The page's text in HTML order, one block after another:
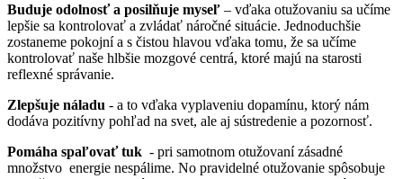
Buduje odolnosť a posilňuje myseľ – vďaka otužovaniu sa učíme
lepšie sa kontrolovať a zvládať náročné situácie. Jednoduchšie
zostaneme pokojní a s čistou hlavou vďaka tomu, že sa učíme
kontrolovať naše hlbšie mozgové centrá, ktoré majú na starosti
reflexné správanie.
Zlepšuje náladu - a to vďaka vyplaveniu dopamínu, ktorý nám
dodáva pozitívny pohľad na svet, ale aj sústredenie a pozornosť.
Pomáha spaľovať tuk - pri samotnom otužovaní zásadné
množstvo energie nespálime. No pravidelné otužovanie spôsobuje